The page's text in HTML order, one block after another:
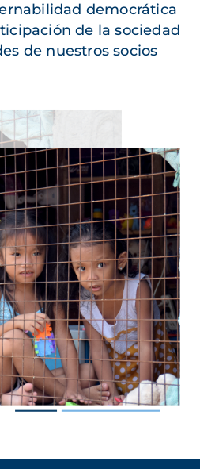
democrática
de la sociedad
de nuestros socios